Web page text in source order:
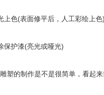
上色(表面修平后，人工彩绘上色)
保护漆(亮光或哑光)
塑的制作是不是很简单，看起